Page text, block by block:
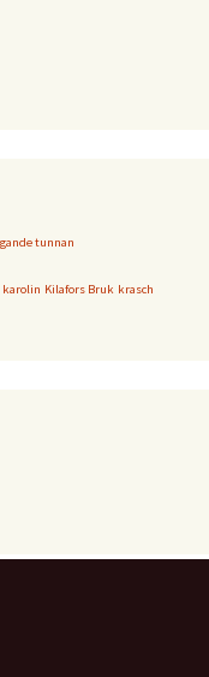
tunnan
karolin Kilafors Bruk krasch